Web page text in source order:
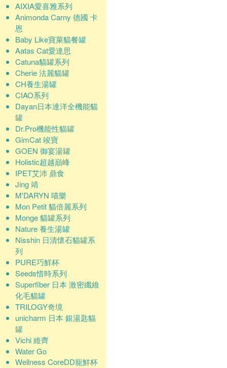
AIXIA愛喜雅系列
Animonda Carny 德國 卡
恩
Baby Like寶萊貓餐罐
Aatas Cat愛達思
Catuna貓罐系列
Cherie 法麗貓罐
CH養生湯罐
CIAO系列
Dayan日本達洋全機能貓
罐
Dr.Pro機能性貓罐
GimCat 竣寶
GOEN 御宴湯罐
Holistic超越巔峰
IPET艾沛 鼎食
Jing 靖
M'DARYN 喵樂
Mon Petit 貓倍麗系列
Monge 貓罐系列
Nature 養生湯罐
Nisshin 日清懷石貓罐系
列
PURE巧鮮杯
Seeds惜時系列
Superfiber 日本 激密纖維
化毛貓罐
TRILOGY奇境
unicharm 日本 銀湯匙貓
罐
Vichi 維齊
Water Go
Wellness CoreDD寵鮮杯